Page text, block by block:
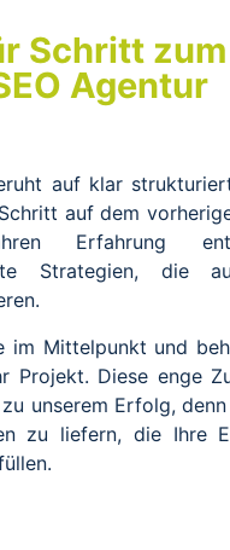
Schritt
Agentur
auf klar
auf dem
Erfahrung
Strategien, die
im Mittelpunkt und
Projekt. Diese enge
unserem Erfolg,
zu liefern, die Ihre